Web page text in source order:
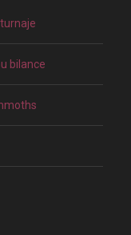
bilance